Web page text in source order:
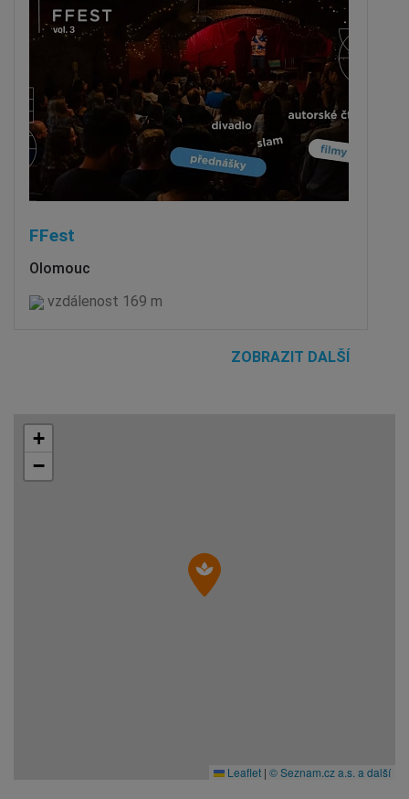
FFest
Olomouc
vzdálenost 169 m
ZOBRAZIT DALŠÍ
+
−
Leaflet | © Seznam.cz a.s. a další